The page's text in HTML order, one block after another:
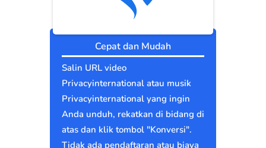
Cepat dan Mudah
Salin URL video
Privacyinternational atau musik
Privacyinternational yang ingin
Anda unduh, rekatkan di bidang di
atas dan klik tombol "Konversi".
Tidak ada pendaftaran atau biaya